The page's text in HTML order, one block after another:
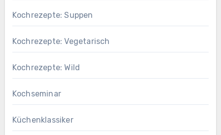
Kochrezepte: Suppen
Kochrezepte: Vegetarisch
Kochrezepte: Wild
Kochseminar
Küchenklassiker